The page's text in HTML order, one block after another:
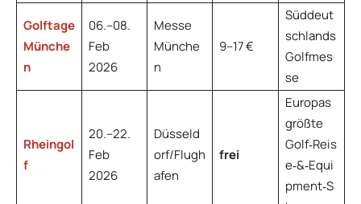
Golftage
Münche
n
06.–08.
Feb
2026
Messe
Münche
n
9–17 €
Süddeut
schlands
Golfmes
se
Rheingol
f
20.–22.
Feb
2026
Düsseld
orf/Flugh
afen
frei
Europas
größte
Golf‑Reis
e‑&‑Equi
pment‑S